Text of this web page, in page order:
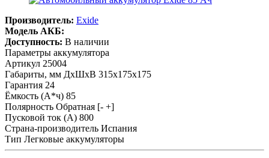
Производитель: Exide
Модель АКБ:
Доступность: В наличии
Параметры аккумулятора
Артикул 25004
Габариты, мм ДхШхВ 315x175x175
Гарантия 24
Ёмкость (А*ч) 85
Полярность Обратная [- +]
Пусковой ток (А) 800
Страна-производитель Испания
Тип Легковые аккумуляторы